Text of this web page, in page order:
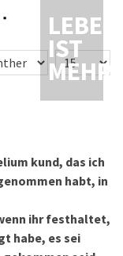
LEBEN
IST
MEHR
kund, das ich
habt, in
ihr festhaltet,
habe, es sei